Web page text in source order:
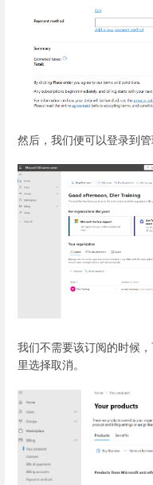
然后，我们便可以登录到管
我们不需要该订阅的时候
里选择取消。